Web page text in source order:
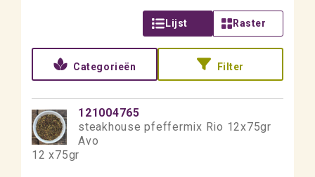
Lijst Raster
Categorieën Filter
121004765
steakhouse pfeffermix Rio 12x75gr
Avo
12 x75gr